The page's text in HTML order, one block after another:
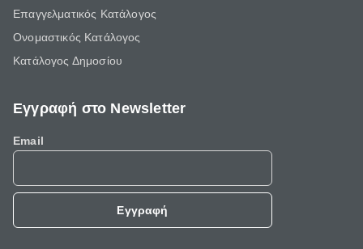
Επαγγελματικός Κατάλογος
Ονομαστικός Κατάλογος
Κατάλογος Δημοσίου
Εγγραφή στο Newsletter
Email
Εγγραφή